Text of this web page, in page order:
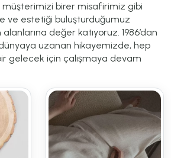
müşterimizi birer misafirimiz gibi
ve estetiği buluşturduğumuz
değer katıyoruz. 1986’dan
uzanan hikayemizde, hep
gelecek için çalışmaya devam